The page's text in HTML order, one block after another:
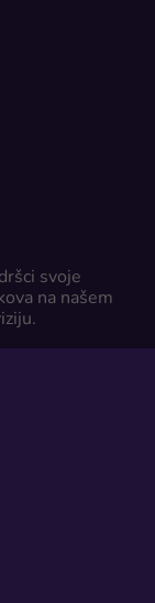
svoje
na našem